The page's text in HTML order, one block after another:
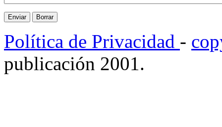
Política de Privacidad -
publicación 2001.